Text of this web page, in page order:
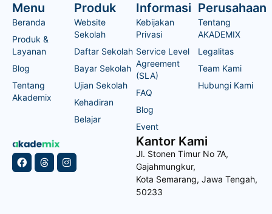
Menu
Beranda
Produk &
Layanan
Blog
Tentang
Akademix
Produk
Website
Sekolah
Daftar Sekolah
Bayar Sekolah
Ujian Sekolah
Kehadiran
Belajar
Informasi
Kebijakan
Privasi
Service Level
Agreement
(SLA)
FAQ
Blog
Event
Perusahaan
Tentang
AKADEMIX
Legalitas
Team Kami
Hubungi Kami
Kantor Kami
Jl. Stonen Timur No 7A,
Gajahmungkur,
Kota Semarang, Jawa Tengah,
50233